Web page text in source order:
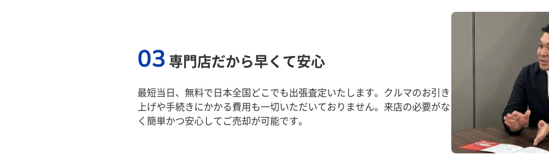
03 専門店だから早くて安心
最短当日、無料で日本全国どこでも出張査定いたします。クルマのお引き
上げや手続きにかかる費用も一切いただいておりません。来店の必要がな
く簡単かつ安心してご売却が可能です。